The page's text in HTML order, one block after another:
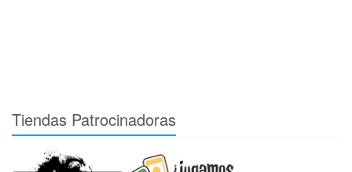
Tiendas Patrocinadoras